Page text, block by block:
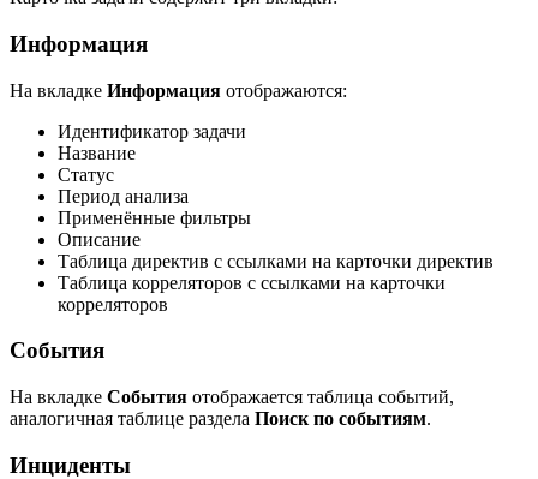
Информация
На вкладке Информация отображаются:
Идентификатор задачи
Название
Статус
Период анализа
Применённые фильтры
Описание
Таблица директив с ссылками на карточки директив
Таблица корреляторов с ссылками на карточки
корреляторов
События
На вкладке События отображается таблица событий,
аналогичная таблице раздела Поиск по событиям.
Инциденты